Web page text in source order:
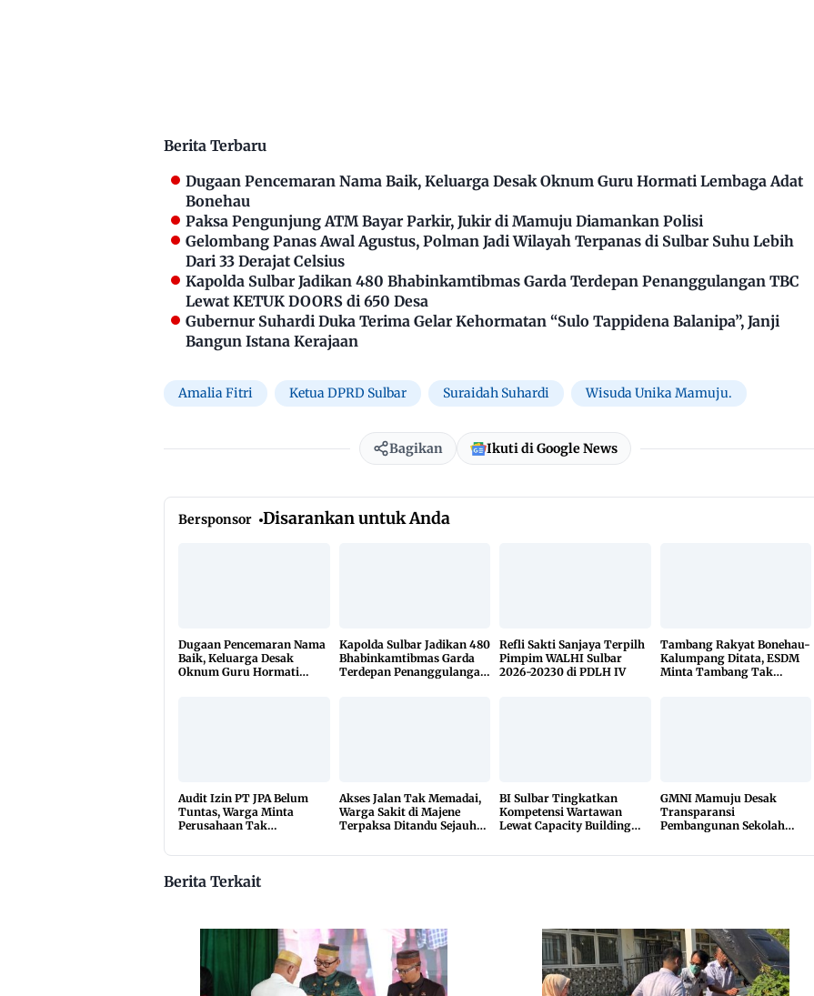
Berita Terbaru
Dugaan Pencemaran Nama Baik, Keluarga Desak Oknum Guru Hormati Lembaga Adat
Bonehau
Paksa Pengunjung ATM Bayar Parkir, Jukir di Mamuju Diamankan Polisi
Gelombang Panas Awal Agustus, Polman Jadi Wilayah Terpanas di Sulbar Suhu Lebih
Dari 33 Derajat Celsius
Kapolda Sulbar Jadikan 480 Bhabinkamtibmas Garda Terdepan Penanggulangan TBC
Lewat KETUK DOORS di 650 Desa
Gubernur Suhardi Duka Terima Gelar Kehormatan “Sulo Tappidena Balanipa”, Janji
Bangun Istana Kerajaan
Amalia Fitri Ketua DPRD Sulbar Suraidah Suhardi Wisuda Unika Mamuju.
Bagikan Ikuti di Google News
Bersponsor Disarankan untuk Anda
Dugaan Pencemaran Nama
Baik, Keluarga Desak
Oknum Guru Hormati
Kapolda Sulbar Jadikan 480
Bhabinkamtibmas Garda
Terdepan Penanggulangan
Refli Sakti Sanjaya Terpilh
Pimpim WALHI Sulbar
2026-20230 di PDLH IV
Tambang Rakyat Bonehau-
Kalumpang Ditata, ESDM
Minta Tambang Tak
Audit Izin PT JPA Belum
Tuntas, Warga Minta
Perusahaan Tak
Akses Jalan Tak Memadai,
Warga Sakit di Majene
Terpaksa Ditandu Sejauh
BI Sulbar Tingkatkan
Kompetensi Wartawan
Lewat Capacity Building
GMNI Mamuju Desak
Transparansi
Pembangunan Sekolah
Material Dibuka
Berita Terkait